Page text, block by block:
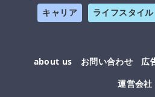
キャリア ライフスタイル
about us お問い合わせ 広
運営会社